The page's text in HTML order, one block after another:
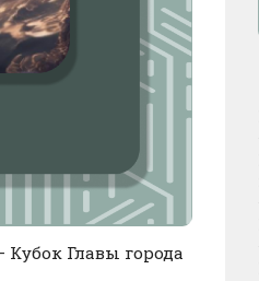
Кубок Главы города